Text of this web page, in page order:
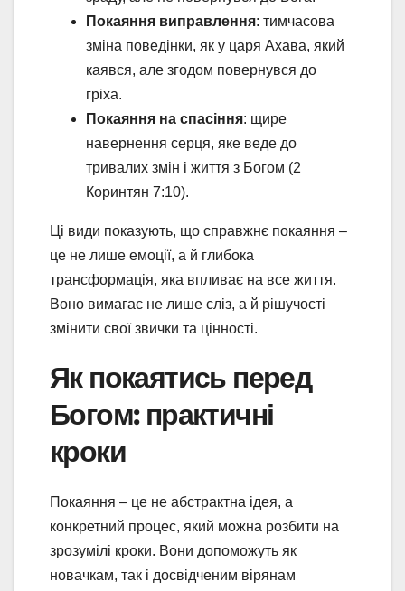
Покаяння виправлення: тимчасова
зміна поведінки, як у царя Ахава, який
каявся, але згодом повернувся до
гріха.
Покаяння на спасіння: щире
навернення серця, яке веде до
тривалих змін і життя з Богом (2
Коринтян 7:10).
Ці види показують, що справжнє покаяння –
це не лише емоції, а й глибока
трансформація, яка впливає на все життя.
Воно вимагає не лише сліз, а й рішучості
змінити свої звички та цінності.
Як покаятись перед
Богом: практичні
кроки
Покаяння – це не абстрактна ідея, а
конкретний процес, який можна розбити на
зрозумілі кроки. Вони допоможуть як
новачкам, так і досвідченим вірянам